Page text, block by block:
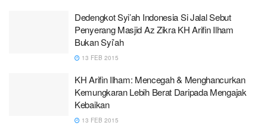
Dedengkot Syi’ah Indonesia Si Jalal Sebut
Penyerang Masjid Az Zikra KH Arifin Ilham
Bukan Syi’ah
13 FEB 2015
KH Arifin Ilham: Mencegah & Menghancurkan
Kemungkaran Lebih Berat Daripada Mengajak
Kebaikan
13 FEB 2015